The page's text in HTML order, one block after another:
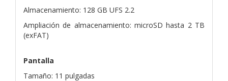
Almacenamiento: 128 GB UFS 2.2
Ampliación de almacenamiento: microSD hasta 2 TB
(exFAT)
Pantalla
Tamaño: 11 pulgadas